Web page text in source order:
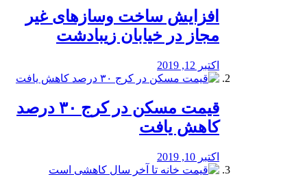
افزایش ساخت وسازهای غیر
مجاز در خیابان زیبادشت
اکتبر 12, 2019
️قیمت مسکن در کرج ۳۰ درصد
کاهش یافت
اکتبر 10, 2019